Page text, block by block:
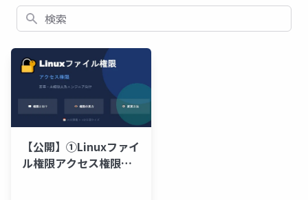
検索
【公開】①Linuxファイ
ル権限アクセス権限新